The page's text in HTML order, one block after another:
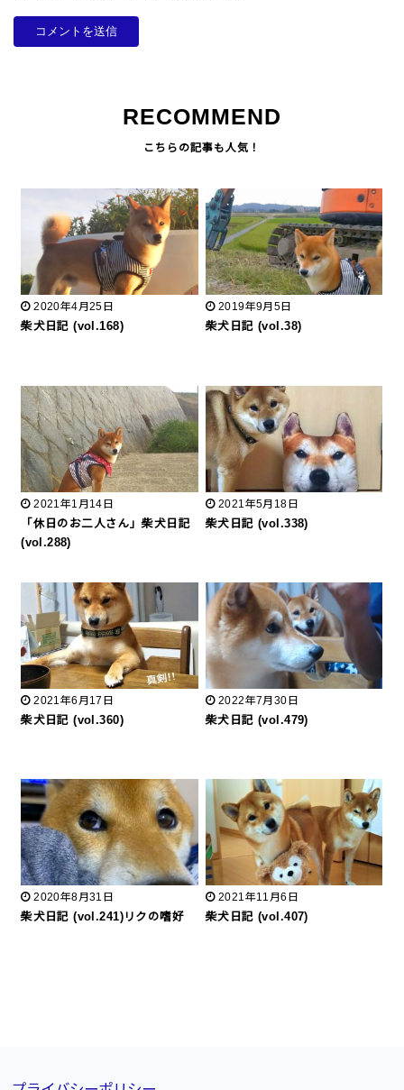
RECOMMEND
2020年4月25日
柴犬日記 (vol.168)
2019年9月5日
柴犬日記 (vol.38)
2021年1月14日
「休日のお二人さん」柴犬日記
(vol.288)
2021年5月18日
柴犬日記 (vol.338)
2021年6月17日
柴犬日記 (vol.360)
2022年7月30日
柴犬日記 (vol.479)
2020年8月31日
柴犬日記 (vol.241)リクの嗜好
2021年11月6日
柴犬日記 (vol.407)